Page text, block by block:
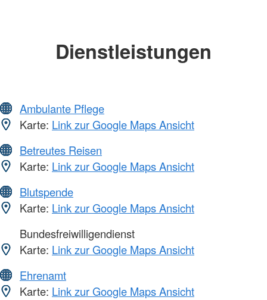
Dienstleistungen
Ambulante Pflege
Karte: Link zur Google Maps Ansicht
Betreutes Reisen
Karte: Link zur Google Maps Ansicht
Blutspende
Karte: Link zur Google Maps Ansicht
Bundesfreiwilligendienst
Karte: Link zur Google Maps Ansicht
Ehrenamt
Karte: Link zur Google Maps Ansicht